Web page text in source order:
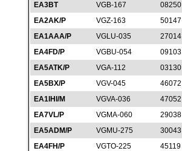
EA3BT
VGB-167 08250
EA2AK/P
VGZ-163 50147
EA1AAA/P
VGLU-035 27014
EA4FD/P
VGBU-054 09103
EA5ATK/P
VGA-112 03130
EA5BX/P
VGV-045 46072
EA1IHI/M
VGVA-036 47052
EA7VL/P
VGMA-060 29038
EA5ADM/P
VGMU-275 30043
EA4FH/P
VGTO-225 45119